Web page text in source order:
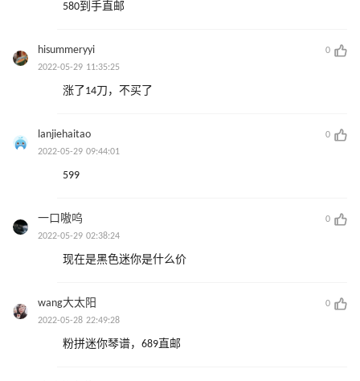
580到手直邮
hisummeryyi
0
2022-05-29 11:35:25
涨了14刀，不买了
lanjiehaitao
0
2022-05-29 09:44:01
599
一口嗷呜
0
2022-05-29 02:38:24
现在是黑色迷你是什么价
wang大太阳
0
2022-05-28 22:49:28
粉拼迷你琴谱，689直邮